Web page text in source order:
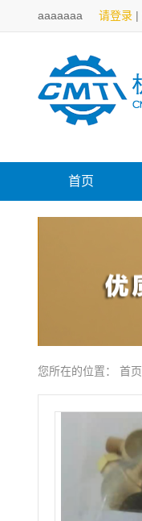
aaaaaaa 请登录 |
首页
您所在的位置： 首页